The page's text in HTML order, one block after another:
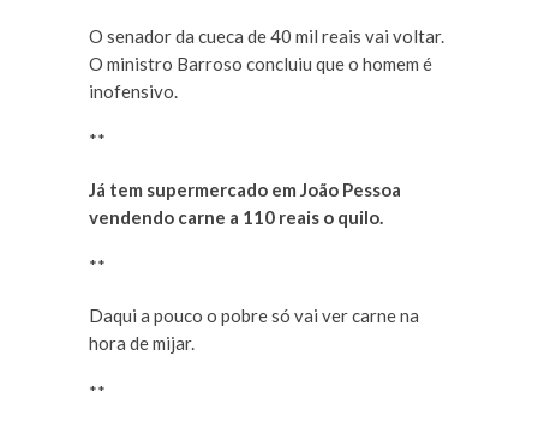
O senador da cueca de 40 mil reais vai voltar.
O ministro Barroso concluiu que o homem é
inofensivo.
**
Já tem supermercado em João Pessoa
vendendo carne a 110 reais o quilo.
**
Daqui a pouco o pobre só vai ver carne na
hora de mijar.
**